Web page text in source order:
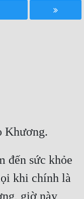
đến sức khỏe
khi chính là
giờ này